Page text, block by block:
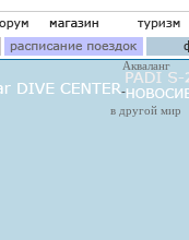
Акваланг
в другой мир